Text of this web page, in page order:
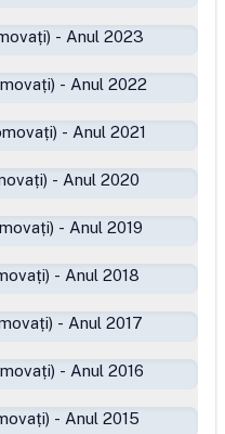
- Anul 2023
- Anul 2022
- Anul 2021
- Anul 2020
- Anul 2019
- Anul 2018
- Anul 2017
- Anul 2016
- Anul 2015